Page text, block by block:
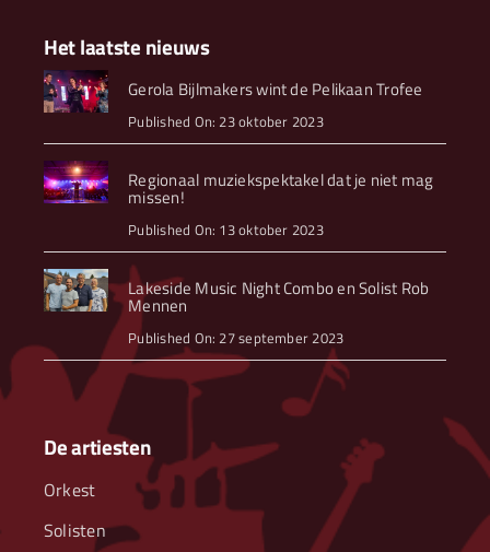
Het laatste nieuws
Gerola Bijlmakers wint de Pelikaan Trofee
Published On: 23 oktober 2023
Regionaal muziekspektakel dat je niet mag
missen!
Published On: 13 oktober 2023
Lakeside Music Night Combo en Solist Rob
Mennen
Published On: 27 september 2023
De artiesten
Orkest
Solisten